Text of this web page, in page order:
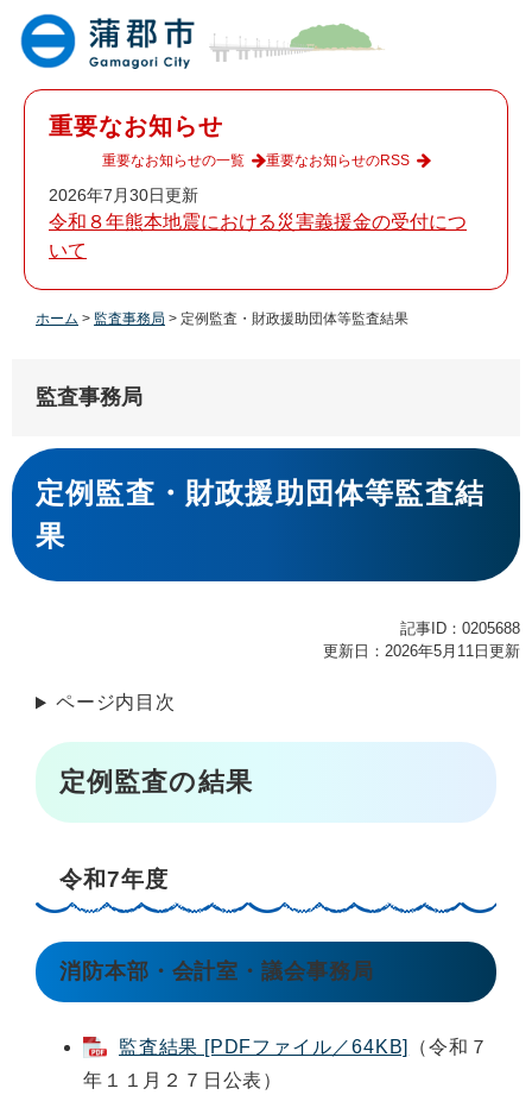
重要なお知らせ
2026年7月30日更新
令和８年熊本地震における災害義援金の受付につ
いて
重要なお知らせの一覧 重要なお知らせのRSS
ホーム > 監査事務局 > 定例監査・財政援助団体等監査結果
監査事務局
本
文
定例監査・財政援助団体等監査結
果
記事ID：0205688
更新日：2026年5月11日更新
ページ内目次
定例監査の結果
令和7年度
消防本部・会計室・議会事務局
監査結果 [PDFファイル／64KB]
（令和７
年１１月２７日公表）